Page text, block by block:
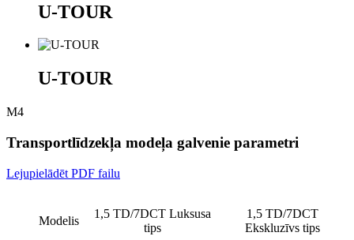
U-TOUR
U-TOUR
M4
Transportlīdzekļa modeļa galvenie parametri
Lejupielādēt PDF failu
Modelis
1,5 TD/7DCT Luksusa
tips
1,5 TD/7DCT
Ekskluzīvs tips